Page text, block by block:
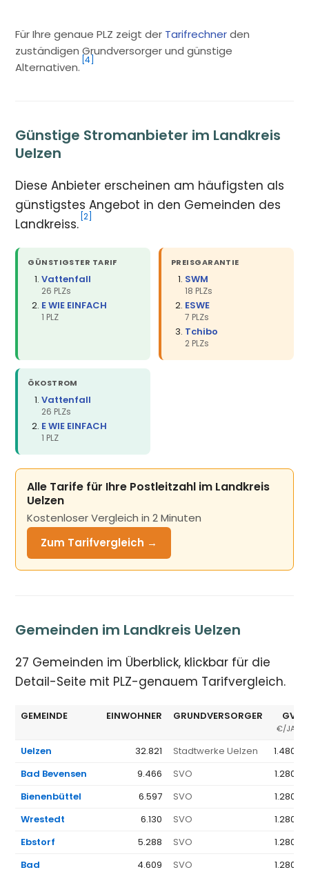
Für Ihre genaue PLZ zeigt der Tarifrechnerden
zuständigen Grundversorger und günstige
Alternativen.
[4]
Günstige Stromanbieter im Landkreis
Uelzen
Diese Anbieter erscheinen am häufigsten als
günstigstes Angebot in den Gemeinden des
Landkreiss. [2]
GÜNSTIGSTER TARIF
Vattenfall
26 PLZs
E WIE EINFACH
1 PLZ
PREISGARANTIE
SWM
18 PLZs
ESWE
7 PLZs
Tchibo
2 PLZs
ÖKOSTROM
Vattenfall
26 PLZs
E WIE EINFACH
1 PLZ
Alle Tarife für Ihre Postleitzahl im Landkreis
Uelzen
Kostenloser Vergleich in 2 Minuten
Zum Tarifvergleich →
Gemeinden im Landkreis Uelzen
27 Gemeinden im Überblick, klickbar für die
Detail-Seite mit PLZ-genauem Tarifvergleich.
GEMEINDE EINWOHNER GRUNDVERSORGER GV Ø
€/JAHR
Uelzen 32.821 Stadtwerke Uelzen
1.480 €
Bad Bevensen
9.466 SVO
1.280 €
Bienenbüttel
6.597 SVO
1.280 €
Wrestedt
6.130 SVO
1.280 €
Ebstorf
5.288 SVO
1.280 €
Bad
4.609 SVO 1.280 €